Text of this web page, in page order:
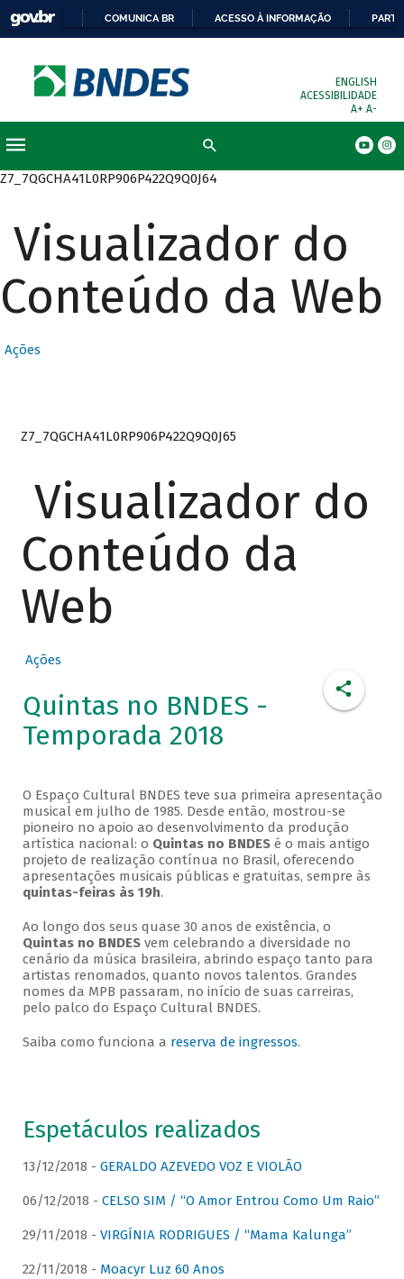
COMUNICA BR ACESSO À INFORMAÇÃO
ENGLISH
ACESSIBILIDADE
A+ A-
Z7_7QGCHA41L0RP906P422Q9Q0J64
Visualizador do
Conteúdo da Web
Ações
Z7_7QGCHA41L0RP906P422Q9Q0J65
Visualizador do
Conteúdo da
Web
Ações
Quintas no BNDES -
Temporada 2018
O Espaço Cultural BNDES teve sua primeira apresentação
musical em julho de 1985. Desde então, mostrou-se
pioneiro no apoio ao desenvolvimento da produção
artística nacional: o Quintas no BNDESé o mais antigo
projeto de realização contínua no Brasil, oferecendo
apresentações musicais públicas e gratuitas, sempre às
quintas-feiras às 19h.
Ao longo dos seus quase 30 anos de existência, o
Quintas no BNDESvem celebrando a diversidade no
cenário da música brasileira, abrindo espaço tanto para
artistas renomados, quanto novos talentos. Grandes
nomes da MPB passaram, no início de suas carreiras,
pelo palco do Espaço Cultural BNDES.
Saiba como funciona a reserva de ingressos.
Espetáculos realizados
13/12/2018 - GERALDO AZEVEDO VOZ E VIOLÃO
06/12/2018 - CELSO SIM / “O Amor Entrou Como Um Raio”
29/11/2018 - VIRGÍNIA RODRIGUES / “Mama Kalunga”
22/11/2018 - Moacyr Luz 60 Anos